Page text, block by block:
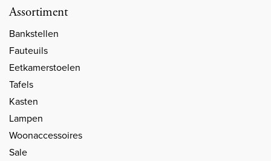
Assortiment
Bankstellen
Fauteuils
Eetkamerstoelen
Tafels
Kasten
Lampen
Woonaccessoires
Sale